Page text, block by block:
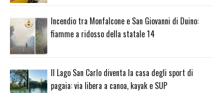
Incendio tra Monfalcone e San Giovanni di Duino:
fiamme a ridosso della statale 14
Il Lago San Carlo diventa la casa degli sport di
pagaia: via libera a canoa, kayak e SUP